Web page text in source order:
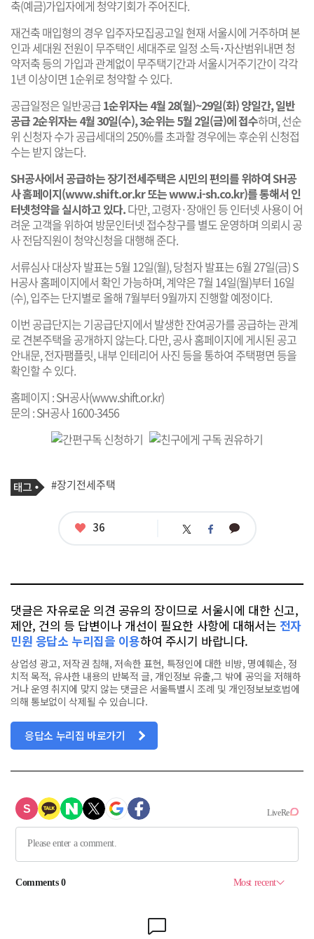
축(예금)가입자에게 청약기회가 주어진다.
재건축 매입형의 경우 입주자모집공고일 현재 서울시에 거주하며 본
인과 세대원 전원이 무주택인 세대주로 일정 소득･자산범위내면 청
약저축 등의 가입과 관계없이 무주택기간과 서울시거주기간이 각각
1년 이상이면 1순위로 청약할 수 있다.
공급일정은 일반공급1순위자는 4월 28(월)~29일(화) 양일간, 일반
공급 2순위자는 4월 30일(수), 3순위는 5월 2일(금)에 접수하며, 선순
위 신청자 수가 공급세대의 250%를 초과할 경우에는 후순위 신청접
수는 받지 않는다.
SH공사에서 공급하는 장기전세주택은 시민의 편의를 위하여 SH공
사 홈페이지(www.shift.or.kr또는www.i-sh.co.kr)를 통해서 인
터넷청약을 실시하고 있다.다만, 고령자·장애인 등 인터넷 사용이 어
려운 고객을 위하여 방문인터넷 접수창구를 별도 운영하며 의뢰시 공
사 전담직원이 청약신청을 대행해 준다.
서류심사 대상자 발표는 5월 12일(월), 당첨자 발표는 6월 27일(금) S
H공사 홈페이지에서 확인 가능하며, 계약은 7월 14일(월)부터 16일
(수), 입주는 단지별로 올해 7월부터 9월까지 진행할 예정이다.
이번 공급단지는 기공급단지에서 발생한 잔여공가를 공급하는 관계
로 견본주택을 공개하지 않는다. 다만, 공사 홈페이지에 게시된 공고
안내문, 전자팸플릿, 내부 인테리어 사진 등을 통하여 주택평면 등을
확인할 수 있다.
홈페이지 : SH공사(www.shift.or.kr)
문의 : SH공사 1600-3456
기
사
태
그
#장기전세주택
좋
36 트 페 카
댓글은 자유로운 의견 공유의 장이므로 서울시에 대한 신고,
제안, 건의 등 답변이나 개선이 필요한 사항에 대해서는 전자
민원 응답소 누리집을 이용하여 주시기 바랍니다.
상업성 광고, 저작권 침해, 저속한 표현, 특정인에 대한 비방, 명예훼손, 정
치적 목적, 유사한 내용의 반복적 글, 개인정보 유출,그 밖에 공익을 저해하
거나 운영 취지에 맞지 않는 댓글은 서울특별시 조례 및 개인정보보호법에
의해 통보없이 삭제될 수 있습니다.
응답소 누리집 바로가기